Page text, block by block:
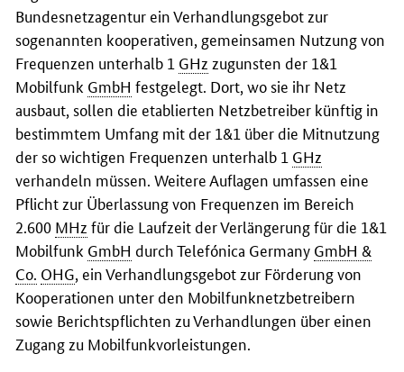
Bundesnetzagentur ein Verhandlungsgebot zur
sogenannten kooperativen, gemeinsamen Nutzung von
Frequenzen unterhalb 1 GHz zugunsten der 1&1
Mobilfunk GmbH festgelegt. Dort, wo sie ihr Netz
ausbaut, sollen die etablierten Netzbetreiber künftig in
bestimmtem Umfang mit der 1&1 über die Mitnutzung
der so wichtigen Frequenzen unterhalb 1 GHz
verhandeln müssen. Weitere Auflagen umfassen eine
Pflicht zur Überlassung von Frequenzen im Bereich
2.600 MHz für die Laufzeit der Verlängerung für die 1&1
Mobilfunk GmbH durch Telefónica Germany GmbH &
Co. OHG , ein Verhandlungsgebot zur Förderung von
Kooperationen unter den Mobilfunknetzbetreibern
sowie Berichtspflichten zu Verhandlungen über einen
Zugang zu Mobilfunkvorleistungen.